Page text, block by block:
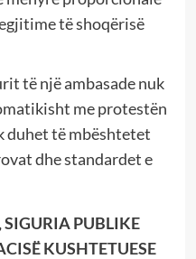
të shoqërisë
të një ambasade nuk
me protestën
duhet të mbështetet
dhe standardet e
SIGURIA PUBLIKE
KUSHTETUESE